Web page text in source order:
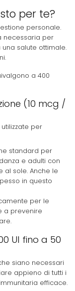
per te?
personale.
necessaria per
salute ottimale.
a 400
(10 mcg /
per
standard per
e adulti con
al sole. Anche le
in questo
per le
a prevenire
UI fino a 50
siano necessari
appieno di tutti i
efficace.